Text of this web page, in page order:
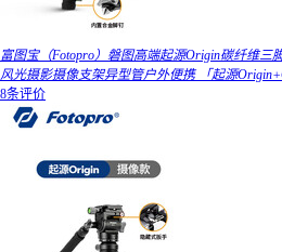
富图宝（Fotopro）磐图高端起源Origin碳纤维三
风光摄影摄像支架异型管户外便携 「起源
8条评价